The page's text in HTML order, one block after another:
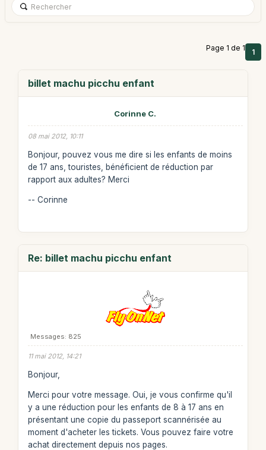
Page 1 de 1 1
billet machu picchu enfant
Corinne C.
08 mai 2012, 10:11
Bonjour, pouvez vous me dire si les enfants de moins
de 17 ans, touristes, bénéficient de réduction par
rapport aux adultes? Merci
-- Corinne
Re: billet machu picchu enfant
Messages: 825
11 mai 2012, 14:21
Bonjour,
Merci pour votre message. Oui, je vous confirme qu'il
y a une réduction pour les enfants de 8 à 17 ans en
présentant une copie du passeport scannérisée au
moment d'acheter les tickets. Vous pouvez faire votre
achat directement depuis nos pages.